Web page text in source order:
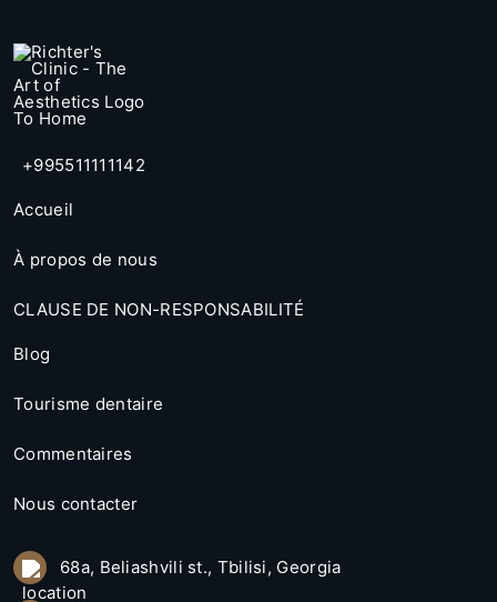
+995511111142
Accueil
À propos de nous
CLAUSE DE NON-RESPONSABILITÉ
Blog
Tourisme dentaire
Commentaires
Nous contacter
68a, Beliashvili st., Tbilisi, Georgia